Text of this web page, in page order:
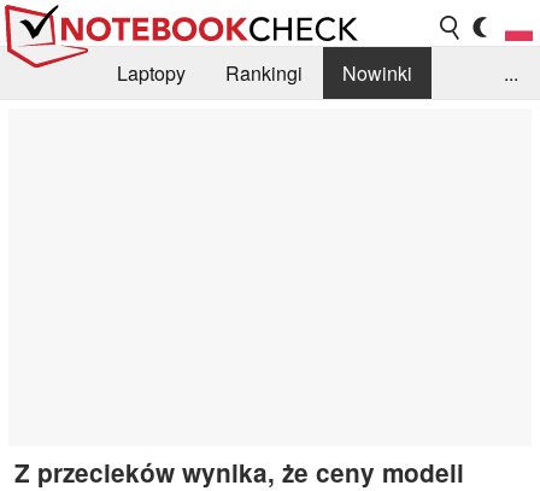
Laptopy Rankingi
Nowinki
...
Z przecieków wynika, że ceny modeli